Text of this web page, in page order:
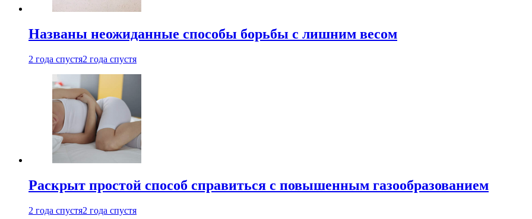
Названы неожиданные способы борьбы с лишним весом
2 года спустя2 года спустя
Раскрыт простой способ справиться с повышенным газообразованием
2 года спустя2 года спустя